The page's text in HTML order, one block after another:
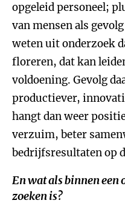
opgeleid personeel;
van mensen als
weten uit onderzoek
floreren, dat kan
voldoening. Gevolg
productiever,
hangt dan weer
verzuim, beter
bedrijfsresultaten op
En wat als binnen een
zoeken is?